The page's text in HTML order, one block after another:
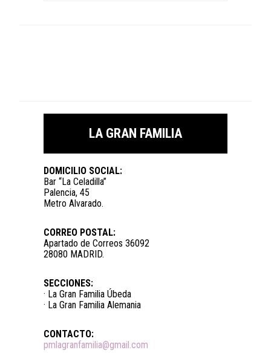
LA GRAN FAMILIA
DOMICILIO SOCIAL:
Bar “La Celadilla”
Palencia, 45
Metro Alvarado.
CORREO POSTAL:
Apartado de Correos 36092
28080 MADRID.
SECCIONES:
· La Gran Familia Úbeda
· La Gran Familia Alemania
CONTACTO:
pmlagranfamilia@gmail.com